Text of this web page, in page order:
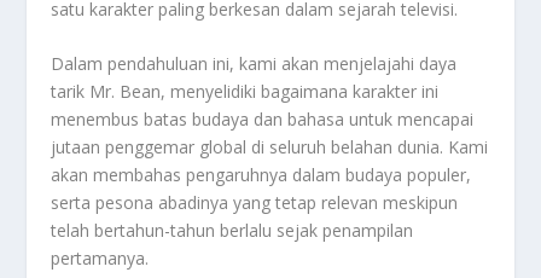
satu karakter paling berkesan dalam sejarah televisi.
Dalam pendahuluan ini, kami akan menjelajahi daya
tarik Mr. Bean, menyelidiki bagaimana karakter ini
menembus batas budaya dan bahasa untuk mencapai
jutaan penggemar global di seluruh belahan dunia. Kami
akan membahas pengaruhnya dalam budaya populer,
serta pesona abadinya yang tetap relevan meskipun
telah bertahun-tahun berlalu sejak penampilan
pertamanya.